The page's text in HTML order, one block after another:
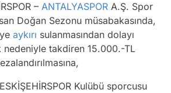
– ANTALYASPOR A.Ş. Spor
Doğan Sezonu müsabakasında,
aykırı sulanmasından dolayı
nedeniyle takdiren 15.000.-TL
Kulübü sporcusu